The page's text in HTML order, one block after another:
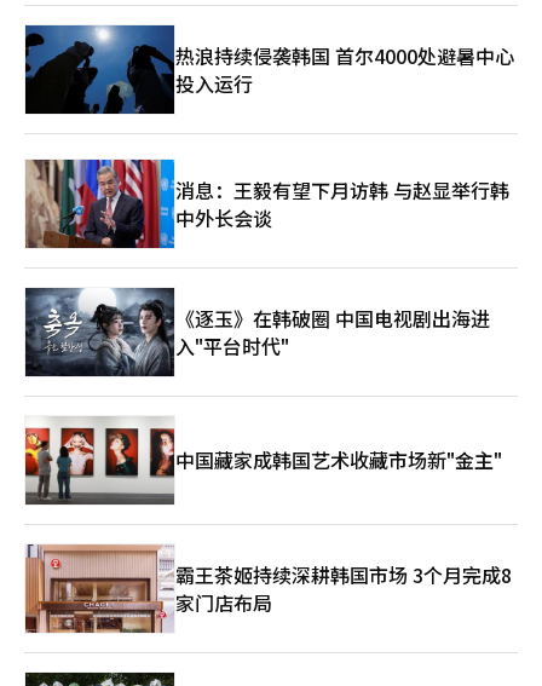
热浪持续侵袭韩国 首尔4000处避暑中心
投入运行
消息：王毅有望下月访韩 与赵显举行韩
中外长会谈
《逐玉》在韩破圈 中国电视剧出海进
入"平台时代"
中国藏家成韩国艺术收藏市场新"金主"
霸王茶姬持续深耕韩国市场 3个月完成8
家门店布局